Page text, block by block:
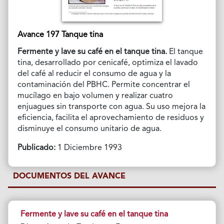
Avance 197 Tanque tina
Fermente y lave su café en el tanque tina. El tanque
tina, desarrollado por cenicafé, optimiza el lavado
del café al reducir el consumo de agua y la
contaminación del PBHC. Permite concentrar el
mucílago en bajo volumen y realizar cuatro
enjuagues sin transporte con agua. Su uso mejora la
eficiencia, facilita el aprovechamiento de residuos y
disminuye el consumo unitario de agua.
Publicado:1 Diciembre 1993
DOCUMENTOS DEL AVANCE
Fermente y lave su café en el tanque tina